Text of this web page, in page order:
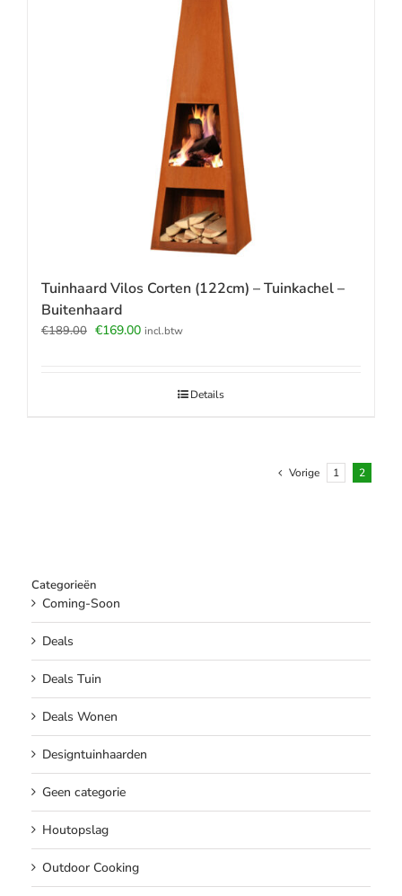
Tuinhaard Vilos Corten (122cm) – Tuinkachel –
Buitenhaard
€189.00 Oorspronkelijke
€169.00Huidige
€169.00.
incl.btw
Details
Vorige 1 2
Categorieën
Coming-Soon
Deals
Deals Tuin
Deals Wonen
Designtuinhaarden
Geen categorie
Houtopslag
Outdoor Cooking